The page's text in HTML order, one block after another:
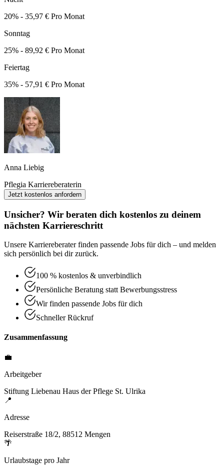
20% - 35,97 € Pro Monat
Sonntag
25% - 89,92 € Pro Monat
Feiertag
35% - 57,91 € Pro Monat
Anna Liebig
Pflegia Karriereberaterin
Jetzt kostenlos anfordern
Unsicher? Wir beraten dich kostenlos zu deinem
nächsten Karriereschritt
Unsere Karriereberater finden passende Jobs für dich – und melden
sich persönlich bei dir zurück.
100 % kostenlos & unverbindlich
Persönliche Beratung statt Bewerbungsstress
Wir finden passende Jobs für dich
Schneller Rückruf
Zusammenfassung
💼
Arbeitgeber
Stiftung Liebenau Haus der Pflege St. Ulrika
📍
Adresse
Reiserstraße 18/2, 88512 Mengen
🌴
Urlaubstage pro Jahr